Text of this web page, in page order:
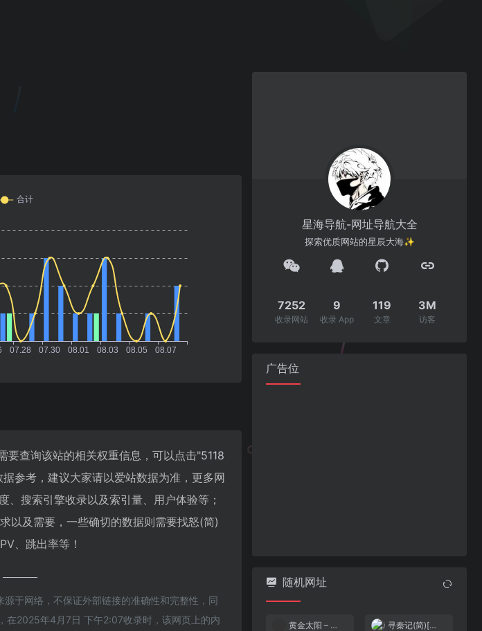
查询该站的相关权重信息，可以点击"5118
参考，建议大家请以爱站数据为准，更多网
搜索引擎收录以及索引量、用户体验等；
以及需要，一些确切的数据则需要找怒(简)
、跳出率等！
于网络，不保证外部链接的准确性和完整性，同
在2025年4月7日 下午2:07收录时，该网页上的内
星海导航-网址导航大全
探索优质网站的星辰大海✨
7252
收录网站
9
收录 App
119
文章
3M
访客
广告位
随机网址
黄金太阳 – 开启的封印 润色美化版_IDK-if-its-final 寻秦记(简)[南晶科技](CN)[RPG](4Mb)